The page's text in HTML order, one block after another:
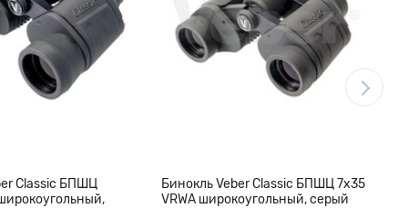
Classic БПШЦ
Бинокль Veber Classic БПШЦ 7x35
VRWA широкоугольный, серый